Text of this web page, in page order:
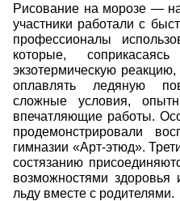
Рисование на морозе —
участники работали с
профессионалы
которые,
экзотермическую реакцию,
оплавлять ледяную
сложные условия,
впечатляющие работы.
продемонстрировали
гимназии «Арт-этюд».
состязанию
возможностями
льду вместе с родителями.